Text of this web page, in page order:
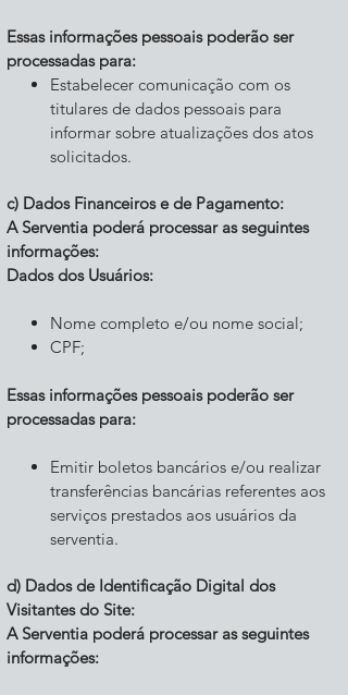
Essas informações pessoais poderão ser
processadas para:
Estabelecer comunicação com os
titulares de dados pessoais para
informar sobre atualizações dos atos
solicitados.
c) Dados Financeiros e de Pagamento:
A Serventia poderá processar as seguintes
informações:
Dados dos Usuários:
Nome completo e/ou nome social;
CPF;
Essas informações pessoais poderão ser
processadas para:
Emitir boletos bancários e/ou realizar
transferências bancárias referentes aos
serviços prestados aos usuários da
serventia.
d) Dados de Identificação Digital dos
Visitantes do Site:
A Serventia poderá processar as seguintes
informações: